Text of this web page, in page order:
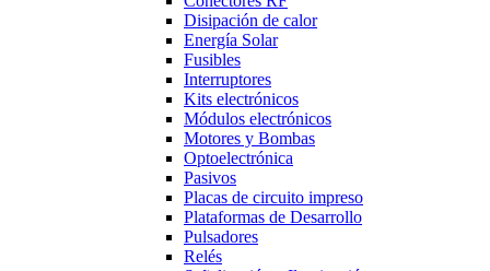
Disipación de calor
Energía Solar
Fusibles
Interruptores
Kits electrónicos
Módulos electrónicos
Motores y Bombas
Optoelectrónica
Pasivos
Placas de circuito impreso
Plataformas de Desarrollo
Pulsadores
Relés